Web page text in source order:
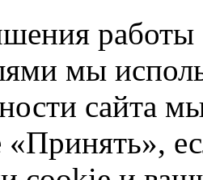
работы
мы
сайта